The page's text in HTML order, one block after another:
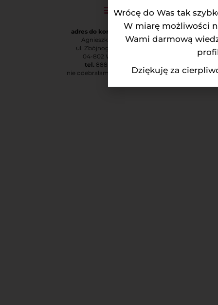
adres do korespondencji:
Agnieszka Rodatus
ul. Zbójnogórska 1 m. 3
04-802 Warszawa
tel.888-873-730
nie odebrałam? – oddzwonię!
Wrócę do Was tak
W miarę możliwości
Wami darmową
Dziękuję za